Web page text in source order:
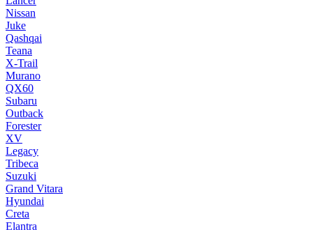
Nissan
Juke
Qashqai
Teana
X-Trail
Murano
QX60
Subaru
Outback
Forester
XV
Legacy
Tribeca
Suzuki
Grand Vitara
Hyundai
Creta
Elantra